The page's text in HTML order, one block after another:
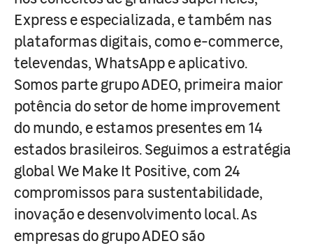
Express e especializada, e também nas
plataformas digitais, como e-commerce,
televendas, WhatsApp e aplicativo.
Somos parte grupo ADEO, primeira maior
potência do setor de home improvement
do mundo, e estamos presentes em 14
estados brasileiros. Seguimos a estratégia
global We Make It Positive, com 24
compromissos para sustentabilidade,
inovação e desenvolvimento local. As
empresas do grupo ADEO são